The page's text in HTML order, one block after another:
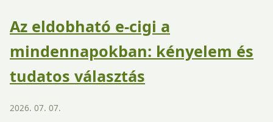
Az eldobható e-cigi a
mindennapokban: kényelem és
tudatos választás
2026. 07. 07.